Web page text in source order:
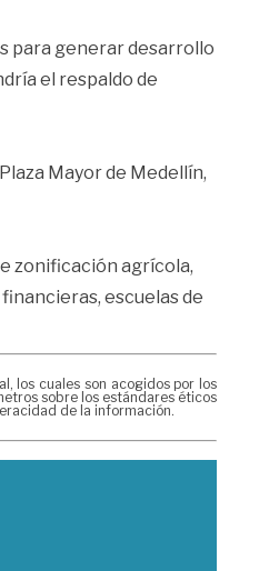
para generar desarrollo
el respaldo de
Mayor de Medellín,
zonificación agrícola,
escuelas de
los cuales son acogidos por los
sobre los estándares éticos
de la información.